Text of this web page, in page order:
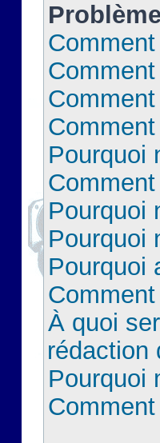
Pourquoi
Pourquoi
Pourquoi
Pourquoi
À quoi
rédaction
Pourquoi